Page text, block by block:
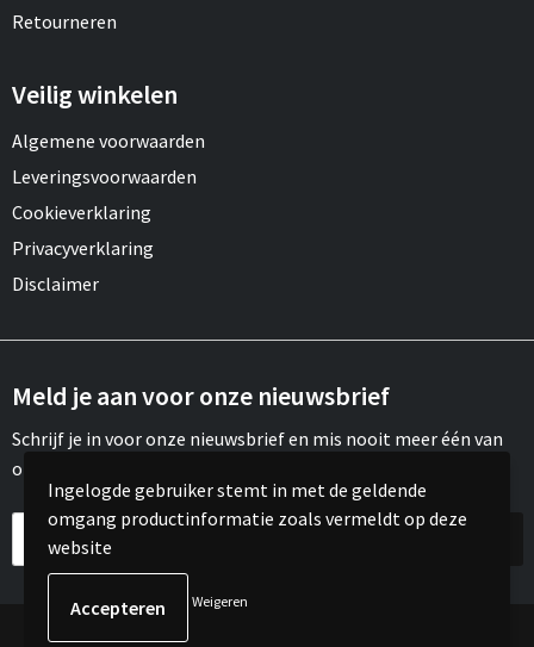
Retourneren
Veilig winkelen
Algemene voorwaarden
Leveringsvoorwaarden
Cookieverklaring
Privacyverklaring
Disclaimer
Meld je aan voor onze nieuwsbrief
Schrijf je in voor onze nieuwsbrief en mis nooit meer één van
onze leuke aanbiedingen of updates.
Ingelogde gebruiker stemt in met de geldende
omgang productinformatie zoals vermeldt op deze
website
Weigeren